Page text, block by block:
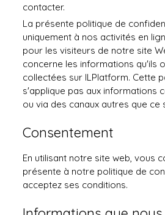
contacter.
La présente politique de
uniquement à nos activités en
pour les visiteurs de notre site
concerne les informations qu'ils
collectées sur ILPlatform. Cette
s'applique pas aux informations
ou via des canaux autres que ce
Consentement
En utilisant notre site web, vous
présente à notre politique de
acceptez ses conditions.